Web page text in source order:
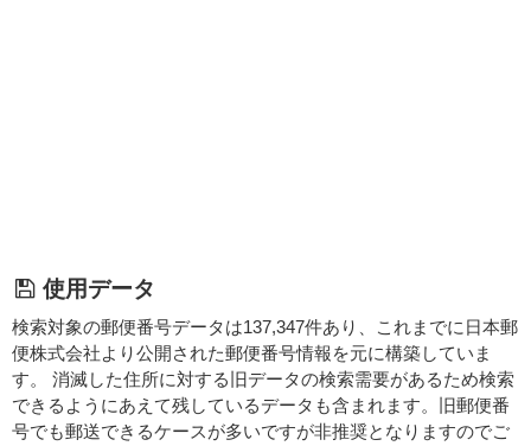
使用データ
検索対象の郵便番号データは137,347件あり、これまでに日本郵
便株式会社より公開された郵便番号情報を元に構築していま
す。 消滅した住所に対する旧データの検索需要があるため検索
できるようにあえて残しているデータも含まれます。旧郵便番
号でも郵送できるケースが多いですが非推奨となりますのでご